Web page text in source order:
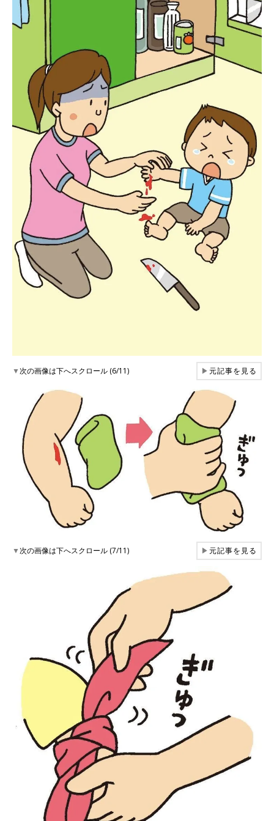
▼次の画像は下へスクロール (6/11) ▶元記事を見る
▼次の画像は下へスクロール (7/11) ▶元記事を見る